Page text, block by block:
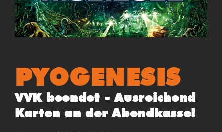
PYOGENESIS
VVK beendet - Ausreichend
Karten an der Abendkasse!